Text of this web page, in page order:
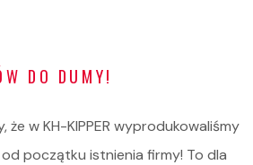
DO DUMY!
że w KH-KIPPER wyprodukowaliśmy
początku istnienia firmy! To dla